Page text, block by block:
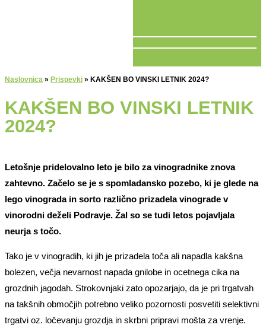
Naslovnica » Prispevki » KAKŠEN BO VINSKI LETNIK 2024?
KAKŠEN BO VINSKI LETNIK
2024?
Letošnje pridelovalno leto je bilo za vinogradnike znova
zahtevno. Začelo se je s spomladansko pozebo, ki je glede na
lego vinograda in sorto različno prizadela vinograde v
vinorodni deželi Podravje. Žal so se tudi letos pojavljala
neurja s točo.
Tako je v vinogradih, ki jih je prizadela toča ali napadla kakšna
bolezen, večja nevarnost napada gnilobe in ocetnega cika na
grozdnih jagodah. Strokovnjaki zato opozarjajo, da je pri trgatvah
na takšnih območjih potrebno veliko pozornosti posvetiti selektivni
trgatvi oz. ločevanju grozdja in skrbni pripravi mošta za vrenje.